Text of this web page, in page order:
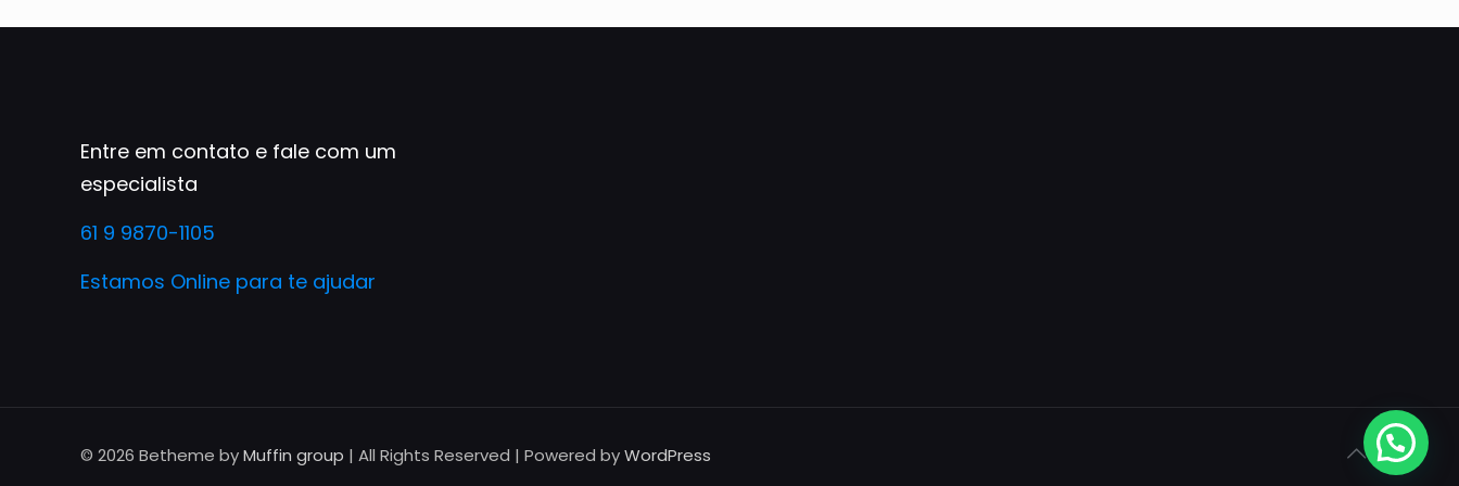
Entre em contato e fale com um
especialista
61 9 9870-1105
Estamos Online para te ajudar
© 2026 Betheme byMuffin group | All Rights Reserved | Powered byWordPress